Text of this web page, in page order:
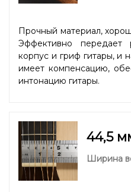
Прочный материал,
Эффективно передает
корпус и гриф гитары, и
имеет компенсацию,
интонацию гитары.
44,5
Ширина